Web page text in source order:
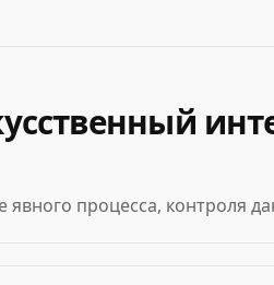
процесса, контроля